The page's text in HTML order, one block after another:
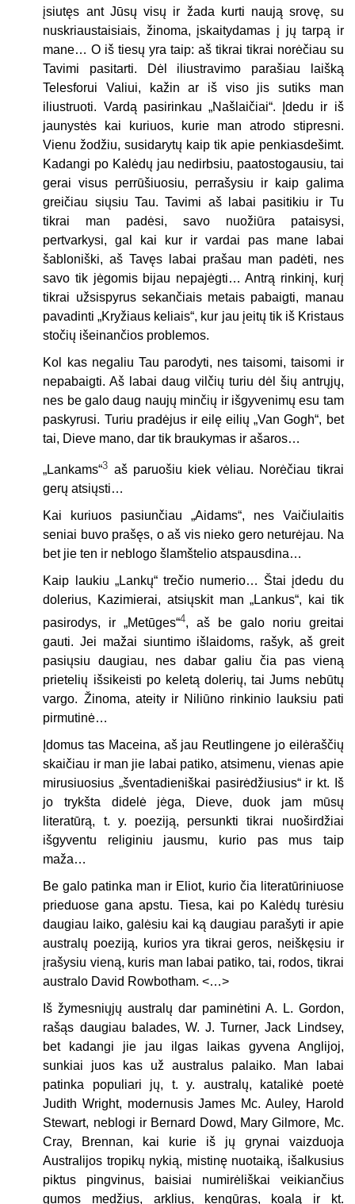
įsiutęs ant Jūsų visų ir žada kurti naują srovę, su
nuskriaustaisiais, žinoma, įskaitydamas į jų tarpą ir
mane… O iš tiesų yra taip: aš tikrai tikrai norėčiau su
Tavimi pasitarti. Dėl iliustravimo parašiau laišką
Telesforui Valiui, kažin ar iš viso jis sutiks man
iliustruoti. Vardą pasirinkau „Našlaičiai“. Įdedu ir iš
jaunystės kai kuriuos, kurie man atrodo stipresni.
Vienu žodžiu, susidarytų kaip tik apie penkiasdešimt.
Kadangi po Kalėdų jau nedirbsiu, paatostogausiu, tai
gerai visus perrūšiuosiu, perrašysiu ir kaip galima
greičiau siųsiu Tau. Tavimi aš labai pasitikiu ir Tu
tikrai man padėsi, savo nuožiūra pataisysi,
pertvarkysi, gal kai kur ir vardai pas mane labai
šabloniški, aš Tavęs labai prašau man padėti, nes
savo tik jėgomis bijau nepajėgti… Antrą rinkinį, kurį
tikrai užsispyrus sekančiais metais pabaigti, manau
pavadinti „Kryžiaus keliais“, kur jau įeitų tik iš Kristaus
stočių išeinančios problemos.
Kol kas negaliu Tau parodyti, nes taisomi, taisomi ir
nepabaigti. Aš labai daug vilčių turiu dėl šių antrųjų,
nes be galo daug naujų minčių ir išgyvenimų esu tam
paskyrusi. Turiu pradėjus ir eilę eilių „Van Gogh“, bet
tai, Dieve mano, dar tik braukymas ir ašaros…
„Lankams“3 aš paruošiu kiek vėliau. Norėčiau tikrai
gerų atsiųsti…
Kai kuriuos pasiunčiau „Aidams“, nes Vaičiulaitis
seniai buvo prašęs, o aš vis nieko gero neturėjau. Na
bet jie ten ir neblogo šlamštelio atspausdina…
Kaip laukiu „Lankų“ trečio numerio… Štai įdedu du
dolerius, Kazimierai, atsiųskit man „Lankus“, kai tik
pasirodys, ir „Metūges“4, aš be galo noriu greitai
gauti. Jei mažai siuntimo išlaidoms, rašyk, aš greit
pasiųsiu daugiau, nes dabar galiu čia pas vieną
prietelių išsikeisti po keletą dolerių, tai Jums nebūtų
vargo. Žinoma, ateity ir Niliūno rinkinio lauksiu pati
pirmutinė…
Įdomus tas Maceina, aš jau Reutlingene jo eilėraščių
skaičiau ir man jie labai patiko, atsimenu, vienas apie
mirusiuosius „šventadieniškai pasirėdžiusius“ ir kt. Iš
jo trykšta didelė jėga, Dieve, duok jam mūsų
literatūrą, t. y. poeziją, persunkti tikrai nuoširdžiai
išgyventu religiniu jausmu, kurio pas mus taip
maža…
Be galo patinka man ir Eliot, kurio čia literatūriniuose
prieduose gana apstu. Tiesa, kai po Kalėdų turėsiu
daugiau laiko, galėsiu kai ką daugiau parašyti ir apie
australų poeziją, kurios yra tikrai geros, neiškęsiu ir
įrašysiu vieną, kuris man labai patiko, tai, rodos, tikrai
australo David Rowbotham. <…>
Iš žymesniųjų australų dar paminėtini A. L. Gordon,
rašąs daugiau balades, W. J. Turner, Jack Lindsey,
bet kadangi jie jau ilgas laikas gyvena Anglijoj,
sunkiai juos kas už australus palaiko. Man labai
patinka populiari jų, t. y. australų, katalikė poetė
Judith Wright, modernusis James Mc. Auley, Harold
Stewart, neblogi ir Bernard Dowd, Mary Gilmore, Mc.
Cray, Brennan, kai kurie iš jų grynai vaizduoja
Australijos tropikų nykią, mistinę nuotaiką, išalkusius
piktus pingvinus, baisiai numirėliškai veikiančius
gumos medžius, arklius, kengūras, koalą ir kt.